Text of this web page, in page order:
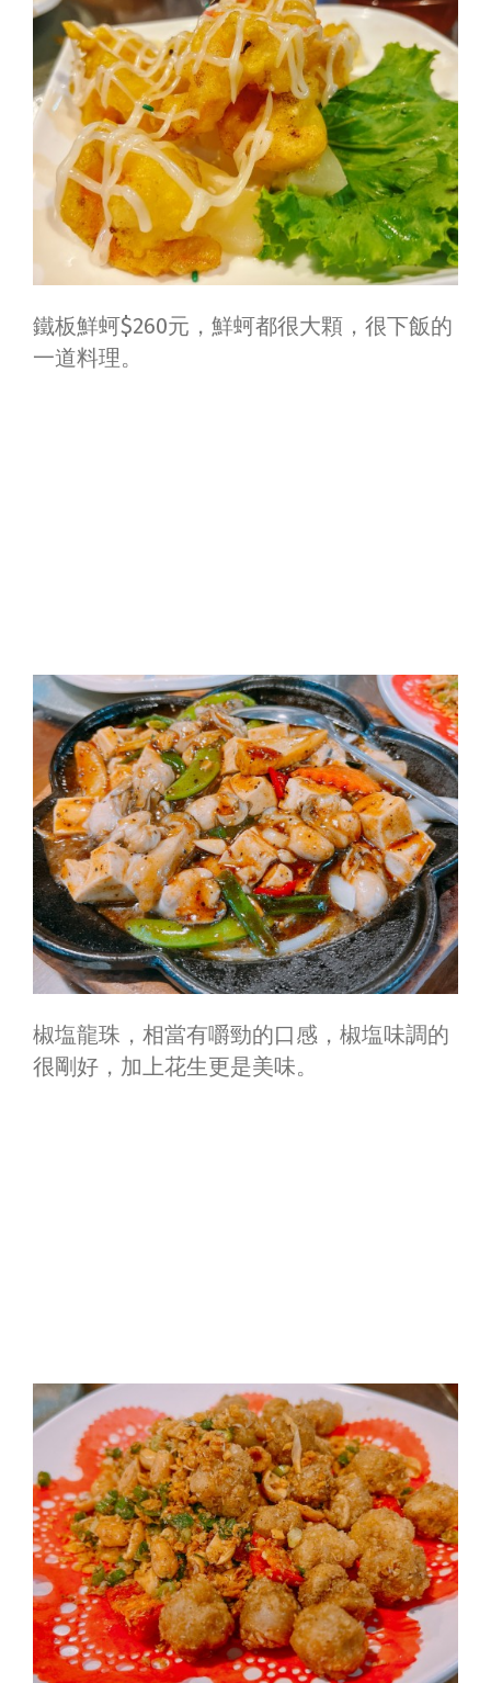
鐵板鮮蚵$260元，鮮蚵都很大顆，很下飯的
一道料理。
椒塩龍珠，相當有嚼勁的口感，椒塩味調的
很剛好，加上花生更是美味。